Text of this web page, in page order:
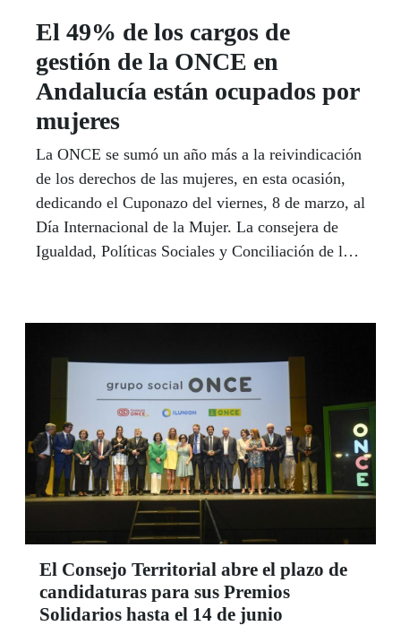
El 49% de los cargos de
gestión de la ONCE en
Andalucía están ocupados por
mujeres
La ONCE se sumó un año más a la reivindicación
de los derechos de las mujeres, en esta ocasión,
dedicando el Cuponazo del viernes, 8 de marzo, al
Día Internacional de la Mujer. La consejera de
Igualdad, Políticas Sociales y Conciliación de la
pincharon ‘los globos de la diferencia’ para
empoderamiento de la mujer en la sociedad. En
Andalucía, el 49% de los cargos de gestión de la
ONCE están ocupados por mujeres, según destacó
el delegado territorial, Cristóbal Martínez.
El Consejo Territorial abre el plazo de
candidaturas para sus Premios
Solidarios hasta el 14 de junio